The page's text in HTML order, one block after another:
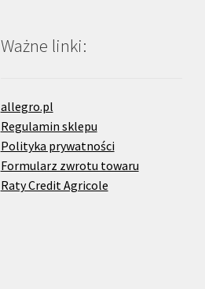
Ważne linki:
allegro.pl
Regulamin sklepu
Polityka prywatności
Formularz zwrotu towaru
Raty Credit Agricole